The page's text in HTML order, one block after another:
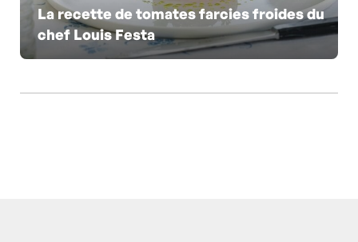
La recette de tomates farcies froides du
chef Louis Festa